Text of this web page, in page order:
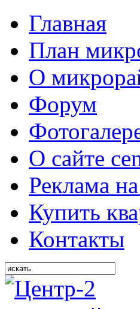
Главная
План
О
Форум
О сайте
Реклама
Купить
Контакты